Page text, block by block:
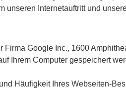
Internetauftritt und
Google Inc., 1600
Ihrem Computer gespeichert
Häufigkeit Ihres Webseiten-